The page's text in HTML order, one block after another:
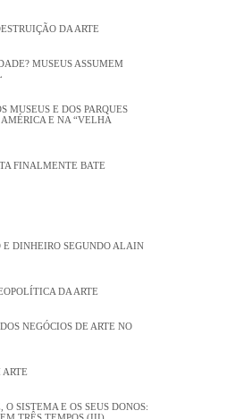
DA ARTE
MUSEUS ASSUMEM
MUSEUS E DOS PARQUES
E NA “VELHA
FINALMENTE BATE
E DINHEIRO SEGUNDO ALAIN
DA ARTE
NEGÓCIOS DE ARTE NO
O SISTEMA E OS SEUS DONOS: